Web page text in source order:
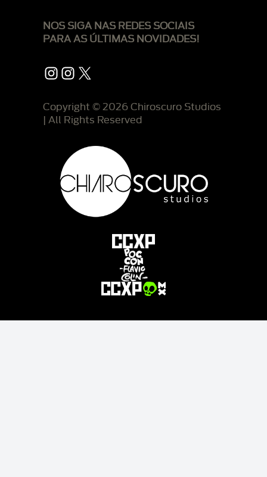
NOS SIGA NAS REDES SOCIAIS
PARA AS ÚLTIMAS NOVIDADES!
Instagram
Instagram
X
Copyright © 2026 Chiroscuro Studios
| All Rights Reserved